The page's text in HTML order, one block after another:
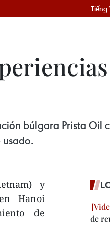
Tiếng
búlgara Prista Oil
y
Hanoi
de
de